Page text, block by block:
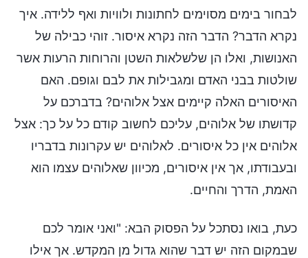
לבחור בימים מסוימים לחתונות ולוויות ואף ללידה. איך
נקרא הדבר? הדבר הזה נקרא איסור. זוהי כבילה של
האנושות, ואלו הן שלשלאות השטן והרוחות הרעות אשר
שולטות בבני האדם ומגבילות את לבם וגופם. האם
האיסורים האלה קיימים אצל אלוהים? בדברכם על
קדושתו של אלוהים, עליכם לחשוב קודם כל על כך: אצל
אלוהים אין כל איסורים. לאלוהים יש עקרונות בדבריו
ובעבודתו, אך אין איסורים, מכיוון שאלוהים עצמו הוא
האמת, הדרך והחיים.
כעת, בואו נסתכל על הפסוק הבא: "ואני אומר לכם
שבמקום הזה יש דבר שהוא גדול מן המקדש. אך אילו